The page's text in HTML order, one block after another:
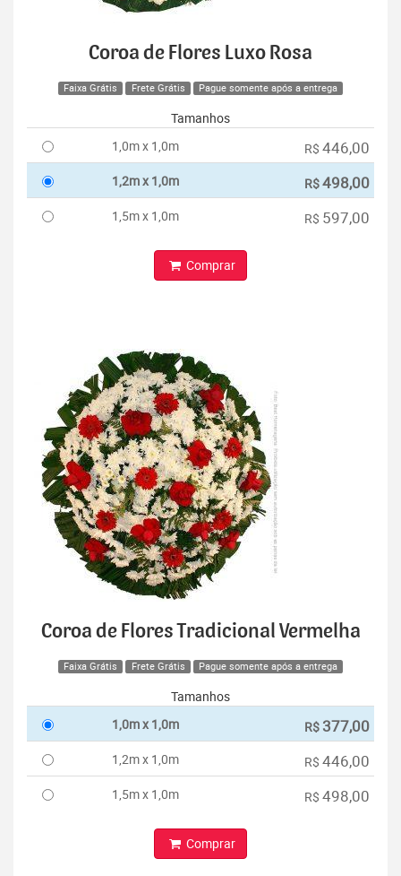
Coroa de Flores Luxo Rosa
Faixa Grátis Frete Grátis Pague somente após a entrega
Tamanhos
1,0m x 1,0m
R$ 446,00
1,2m x 1,0m R$498,00
1,5m x 1,0m R$ 597,00
Comprar
Coroa de Flores Tradicional Vermelha
Faixa Grátis Frete Grátis Pague somente após a entrega
Tamanhos
1,0m x 1,0m
R$ 377,00
1,2m x 1,0m R$ 446,00
1,5m x 1,0m R$ 498,00
Comprar